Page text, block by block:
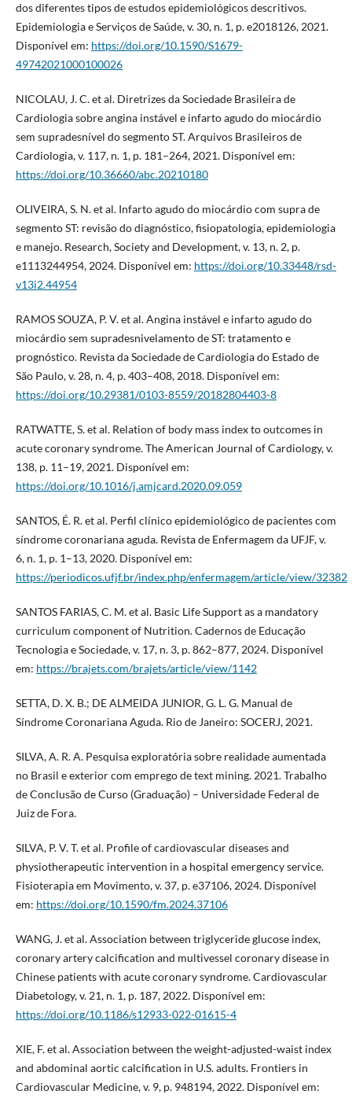
dos diferentes tipos de estudos epidemiológicos descritivos.
Epidemiologia e Serviços de Saúde, v. 30, n. 1, p. e2018126, 2021.
Disponível em: https://doi.org/10.1590/S1679-
49742021000100026
NICOLAU, J. C. et al. Diretrizes da Sociedade Brasileira de
Cardiologia sobre angina instável e infarto agudo do miocárdio
sem supradesnível do segmento ST. Arquivos Brasileiros de
Cardiologia, v. 117, n. 1, p. 181–264, 2021. Disponível em:
https://doi.org/10.36660/abc.20210180
OLIVEIRA, S. N. et al. Infarto agudo do miocárdio com supra de
segmento ST: revisão do diagnóstico, fisiopatologia, epidemiologia
e manejo. Research, Society and Development, v. 13, n. 2, p.
e1113244954, 2024. Disponível em: https://doi.org/10.33448/rsd-
v13i2.44954
RAMOS SOUZA, P. V. et al. Angina instável e infarto agudo do
miocárdio sem supradesnivelamento de ST: tratamento e
prognóstico. Revista da Sociedade de Cardiologia do Estado de
São Paulo, v. 28, n. 4, p. 403–408, 2018. Disponível em:
https://doi.org/10.29381/0103-8559/20182804403-8
RATWATTE, S. et al. Relation of body mass index to outcomes in
acute coronary syndrome. The American Journal of Cardiology, v.
138, p. 11–19, 2021. Disponível em:
https://doi.org/10.1016/j.amjcard.2020.09.059
SANTOS, É. R. et al. Perfil clínico epidemiológico de pacientes com
síndrome coronariana aguda. Revista de Enfermagem da UFJF, v.
6, n. 1, p. 1–13, 2020. Disponível em:
https://periodicos.ufjf.br/index.php/enfermagem/article/view/32382
SANTOS FARIAS, C. M. et al. Basic Life Support as a mandatory
curriculum component of Nutrition. Cadernos de Educação
Tecnologia e Sociedade, v. 17, n. 3, p. 862–877, 2024. Disponível
em: https://brajets.com/brajets/article/view/1142
SETTA, D. X. B.; DE ALMEIDA JUNIOR, G. L. G. Manual de
Síndrome Coronariana Aguda. Rio de Janeiro: SOCERJ, 2021.
SILVA, A. R. A. Pesquisa exploratória sobre realidade aumentada
no Brasil e exterior com emprego de text mining. 2021. Trabalho
de Conclusão de Curso (Graduação) – Universidade Federal de
Juiz de Fora.
SILVA, P. V. T. et al. Profile of cardiovascular diseases and
physiotherapeutic intervention in a hospital emergency service.
Fisioterapia em Movimento, v. 37, p. e37106, 2024. Disponível
em: https://doi.org/10.1590/fm.2024.37106
WANG, J. et al. Association between triglyceride glucose index,
coronary artery calcification and multivessel coronary disease in
Chinese patients with acute coronary syndrome. Cardiovascular
Diabetology, v. 21, n. 1, p. 187, 2022. Disponível em:
https://doi.org/10.1186/s12933-022-01615-4
XIE, F. et al. Association between the weight-adjusted-waist index
and abdominal aortic calcification in U.S. adults. Frontiers in
Cardiovascular Medicine, v. 9, p. 948194, 2022. Disponível em: